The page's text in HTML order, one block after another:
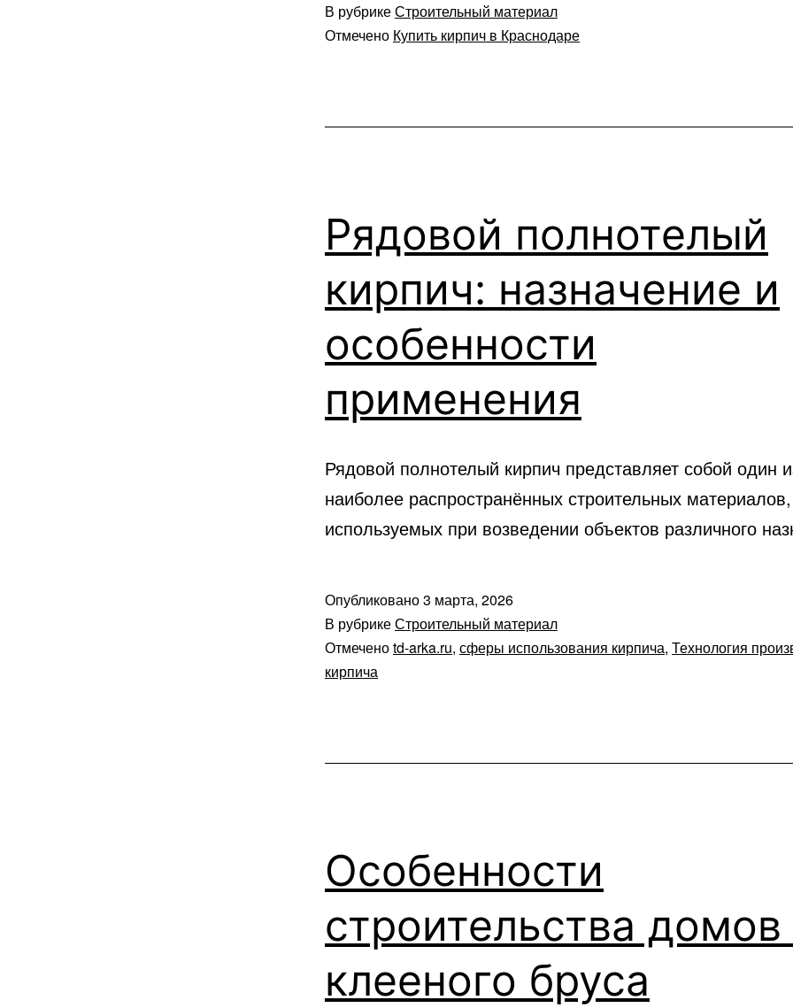
В рубрикеСтроительный материал
Отмечено Купить кирпич в Краснодаре
Рядовой полнотелый
кирпич: назначение и
особенности
применения
Рядовой полнотелый кирпич представляет собой один
наиболее распространённых строительных материалов,
используемых при возведении объектов различного
Опубликовано3 марта, 2026
В рубрикеСтроительный материал
Отмеченоtd-arka.ru, сферы использования кирпича, Технология
кирпича
Особенности
строительства домов
клееного бруса